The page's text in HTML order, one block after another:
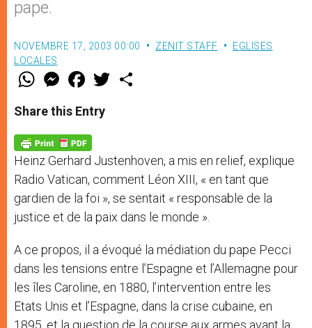
pape.
NOVEMBRE 17, 2003 00:00 ZENIT STAFF
EGLISES
LOCALES
W
t
s
p
p
M
e
s
e
g
e
r
F
a
e
b
o
k
w
Share this Entry
Heinz Gerhard Justenhoven, a mis en relief, explique
Radio Vatican, comment Léon XIII, « en tant que
gardien de la foi », se sentait « responsable de la
justice et de la paix dans le monde ».
A ce propos, il a évoqué la médiation du pape Pecci
dans les tensions entre l’Espagne et l’Allemagne pour
les îles Caroline, en 1880, l’intervention entre les
Etats Unis et l’Espagne, dans la crise cubaine, en
1895, et la question de la course aux armes avant la